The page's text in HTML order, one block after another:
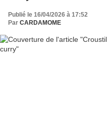
Publié le 16/04/2026 à 17:52
Par CARDAMOME